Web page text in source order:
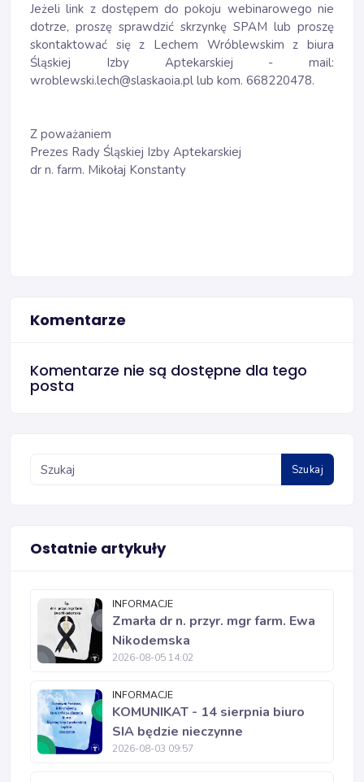
Jeżeli link z dostępem do pokoju webinarowego nie
dotrze, proszę sprawdzić skrzynkę SPAM lub proszę
skontaktować się z Lechem Wróblewskim z biura
Śląskiej Izby Aptekarskiej - mail:
wroblewski.lech@slaskaoia.pl lub kom. 668220478.
Z poważaniem
Prezes Rady Śląskiej Izby Aptekarskiej
dr n. farm. Mikołaj Konstanty
Komentarze
Komentarze nie są dostępne dla tego
posta
Szukaj
Ostatnie artykuły
INFORMACJE
Zmarła dr n. przyr. mgr farm. Ewa
Nikodemska
2026-08-05 14:02
INFORMACJE
KOMUNIKAT - 14 sierpnia biuro
SIA będzie nieczynne
2026-08-03 09:57